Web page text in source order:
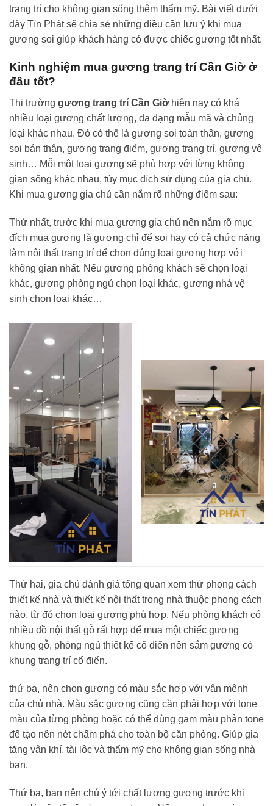
trang trí cho không gian sống thêm thẩm mỹ. Bài viết dưới
đây Tín Phát sẽ chia sẻ những điều cần lưu ý khi mua
gương soi giúp khách hàng có được chiếc gương tốt nhất.
Kinh nghiệm mua gương trang trí Cần Giờ ở
đâu tốt?
Thị trường gương trang trí Cần Giờhiện nay có khá
nhiều loại gương chất lượng, đa dạng mẫu mã và chủng
loại khác nhau. Đó có thể là gương soi toàn thân, gương
soi bán thân, gương trang điểm, gương trang trí, gương vệ
sinh… Mỗi một loại gương sẽ phù hợp với từng không
gian sống khác nhau, tùy mục đích sử dụng của gia chủ.
Khi mua gương gia chủ cần nắm rõ những điểm sau:
Thứ nhất, trước khi mua gương gia chủ nên nắm rõ mục
đích mua gương là gương chỉ để soi hay có cả chức năng
làm nội thất trang trí để chọn đúng loại gương hợp với
không gian nhất. Nếu gương phòng khách sẽ chọn loại
khác, gương phòng ngủ chọn loại khác, gương nhà vệ
sinh chọn loại khác…
Thứ hai, gia chủ đánh giá tổng quan xem thử phong cách
thiết kế nhà và thiết kế nội thất trong nhà thuộc phong cách
nào, từ đó chọn loại gương phù hợp. Nếu phòng khách có
nhiều đồ nội thất gỗ rất hợp để mua một chiếc gương
khung gỗ, phòng ngủ thiết kế cổ điển nên sắm gương có
khung trang trí cổ điển.
thứ ba, nên chọn gương có màu sắc hợp với vận mệnh
của chủ nhà. Màu sắc gương cũng cần phải hợp với tone
màu của từng phòng hoặc có thể dùng gam màu phản tone
để tạo nên nét chấm phá cho toàn bộ căn phòng. Giúp gia
tăng vận khí, tài lộc và thẩm mỹ cho không gian sống nhà
bạn.
Thứ ba, bạn nên chú ý tới chất lượng gương trước khi